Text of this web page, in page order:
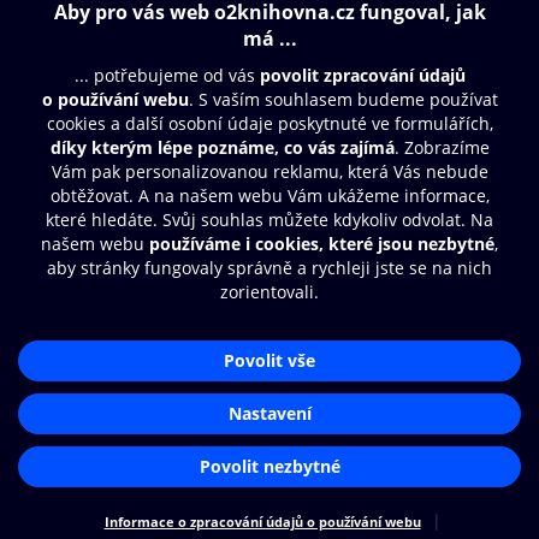
Obsah ke stažení
Moje O2 Knihovna
Další zábava
© O2 Czech Republic a.s.
Přístupnost
Zásady zpracování osobních údajů
Nastavení cookies
Aplikace O2 Knihovna
Čti a poslouchej své e-knihy a
audioknihy rychleji a pohodlněji.